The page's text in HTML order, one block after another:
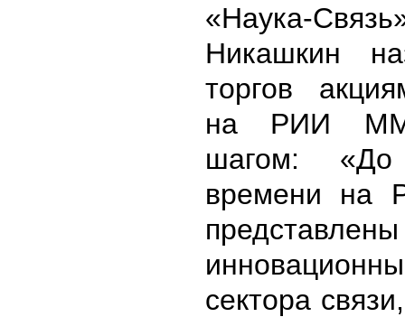
«Наука-
Никашкин
торгов
на РИИ
шагом: «До
времени на
представлены
сектора